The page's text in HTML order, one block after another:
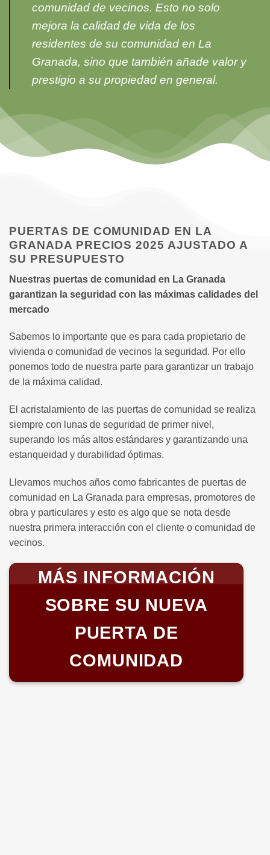
comunidad de vecinos. Esto no solo
mejora la calidad de vida de los
residentes de su comunidad en La
Granada, sino que también añade valor y
prestigio a su propiedad en general.
PUERTAS DE COMUNIDAD EN LA
GRANADA PRECIOS 2025 AJUSTADO A
SU PRESUPUESTO
Nuestras puertas de comunidad en La Granada
garantizan la seguridad con las máximas calidades del
mercado
Sabemos lo importante que es para cada propietario de
vivienda o comunidad de vecinos la seguridad. Por ello
ponemos todo de nuestra parte para garantizar un trabajo
de la máxima calidad.
El acristalamiento de las puertas de comunidad se realiza
siempre con lunas de seguridad de primer nivel,
superando los más altos estándares y garantizando una
estanqueidad y durabilidad óptimas.
Llevamos muchos años como fabricantes de puertas de
comunidad en La Granada para empresas, promotores de
obra y particulares y esto es algo que se nota desde
nuestra primera interacción con el cliente o comunidad de
vecinos.
MÁS INFORMACIÓN
SOBRE SU NUEVA
PUERTA DE
COMUNIDAD